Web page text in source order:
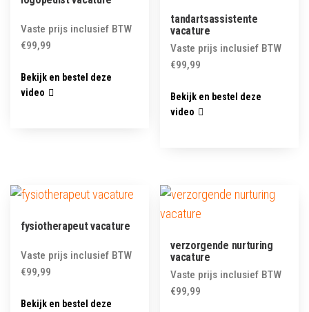
Vaste prijs inclusief BTW
€99,99
Bekijk en bestel deze
video
tandartsassistente
vacature
Vaste prijs inclusief BTW
€99,99
Bekijk en bestel deze
video
fysiotherapeut vacature
Vaste prijs inclusief BTW
€99,99
Bekijk en bestel deze
verzorgende nurturing
vacature
Vaste prijs inclusief BTW
€99,99